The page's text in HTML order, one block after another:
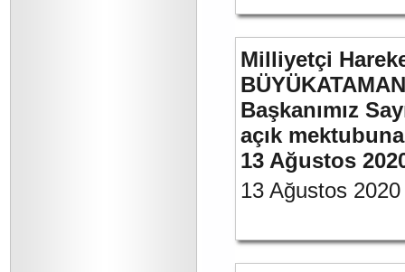
Milliyetçi
Başkanımız
açık
13 Ağustos
13 Ağustos 2020